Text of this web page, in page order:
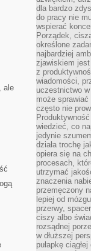
⁤ale
dla bardzo
do pracy nie
wspierać
Porządek,
określone
najbardziej
zjawiskiem
z
wiadomości,
uczestnictwo
może
często nie
wiedzieć, co
jedynie
działa trochę
opiera się na
procesach,
utrzymać
znaczenia
przemęczony
lepiej od
przerwy,
ciszy albo
rozsądnej
w dłuższej
pułapkę